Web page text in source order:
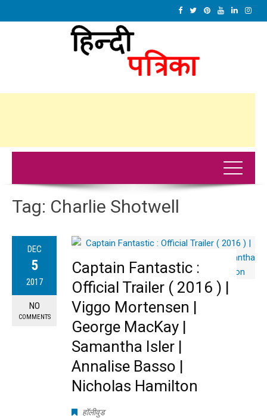
Tag: Charlie Shotwell
DEC
5
2017
NO
COMMENTS
Captain Fantastic :
Official Trailer ( 2016 ) |
Viggo Mortensen |
George MacKay |
Samantha Isler |
Annalise Basso |
Nicholas Hamilton
हॉलीवुड